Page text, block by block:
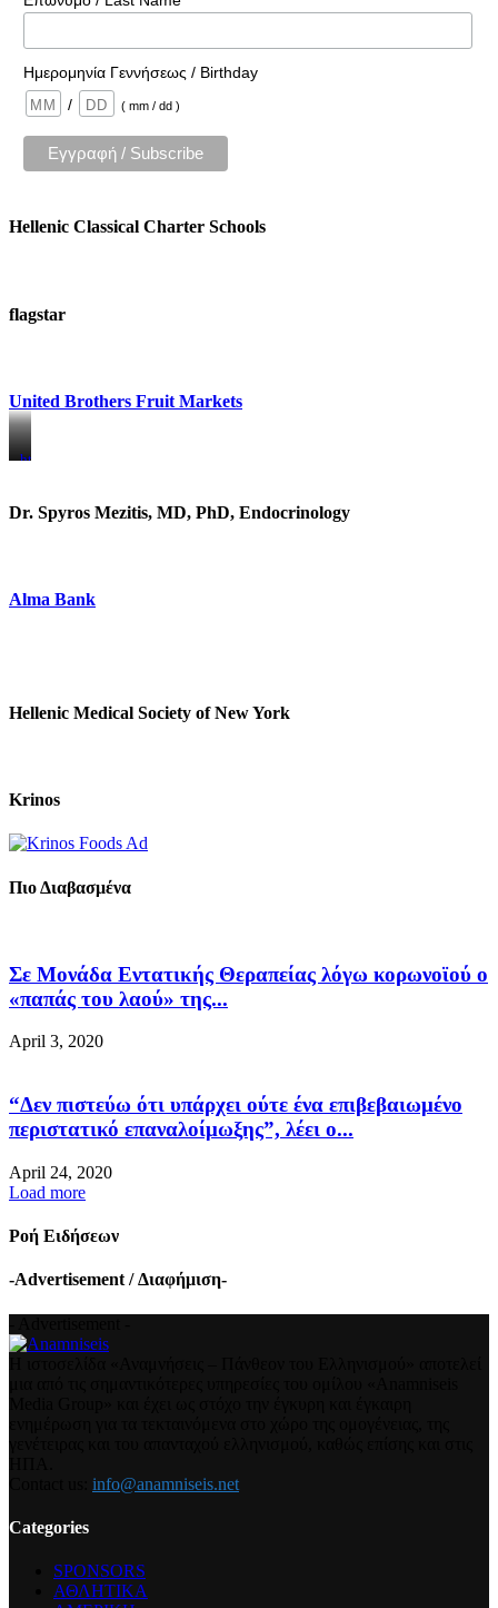
Ημερομηνία Γεννήσεως / Birthday
/
( mm / dd )
Hellenic Classical Charter Schools
flagstar
United Brothers Fruit Markets
https://www.unitedbrothersfruitmarkets.com/
https://www.unitedbrothersfruitmarkets.com/
Dr. Spyros Mezitis, MD, PhD, Endocrinology
Alma Bank
Hellenic Medical Society of New York
Krinos
Πιο Διαβασμένα
Σε Μονάδα Εντατικής Θεραπείας λόγω κορωνοϊού ο
«παπάς του λαού» της...
April 3, 2020
“Δεν πιστεύω ότι υπάρχει ούτε ένα επιβεβαιωμένο
περιστατικό επαναλοίμωξης”, λέει ο...
April 24, 2020
Load more
Ροή Ειδήσεων
-Advertisement / Διαφήμιση-
info@anamniseis.net
Categories
SPONSORS
ΑΘΛΗΤΙΚΑ